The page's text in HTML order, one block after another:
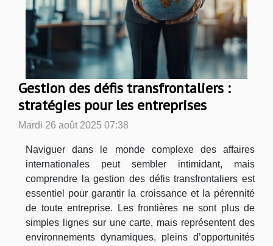
Gestion des défis transfrontaliers :
stratégies pour les entreprises
Mardi 26 août 2025 07:38
Naviguer dans le monde complexe des affaires
internationales peut sembler intimidant, mais
comprendre la gestion des défis transfrontaliers est
essentiel pour garantir la croissance et la pérennité
de toute entreprise. Les frontières ne sont plus de
simples lignes sur une carte, mais représentent des
environnements dynamiques, pleins d’opportunités